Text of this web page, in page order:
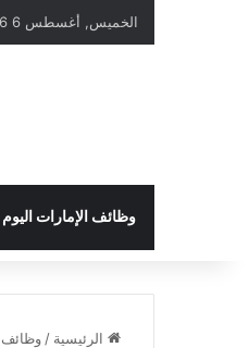
الخميس, أغسطس 6 2026
وظائف الإمارات اليوم
الرئيسية / وظائف